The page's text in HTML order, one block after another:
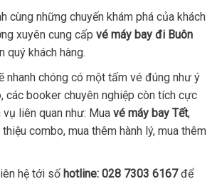
cùng những chuyến khám phá của khách
xuyên cung cấpvé máy bay đi Buôn
quý khách hàng.
nhanh chóng có một tấm vé đúng như ý
các booker chuyên nghiệp còn tích cực
vụ liên quan như: Muavé máy bay Tết,
combo, mua thêm hành lý, mua thêm
hệ tới số hotline: 028 7303 6167​để